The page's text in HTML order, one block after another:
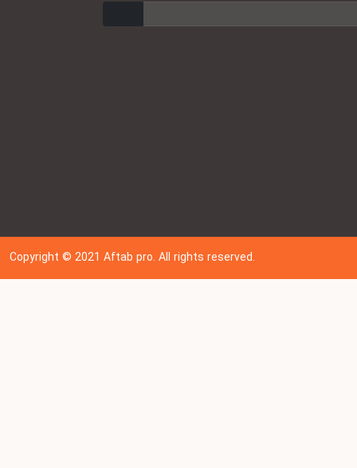
Copyright © 202 1Aftab pro. All rights reserved.